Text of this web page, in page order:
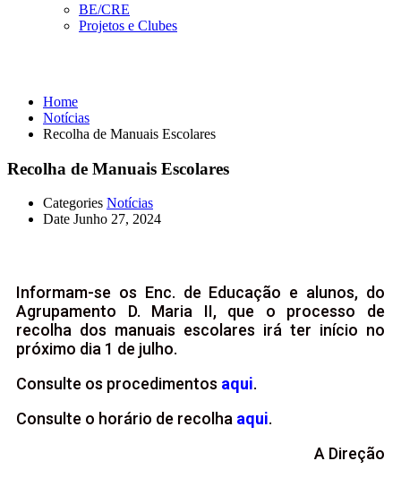
BE/CRE
Projetos e Clubes
Home
Notícias
Recolha de Manuais Escolares
Recolha de Manuais Escolares
Categories Notícias
Date Junho 27, 2024
Informam-se os Enc. de Educação e alunos, do
Agrupamento D. Maria II, que o processo de
recolha dos manuais escolares irá ter início no
próximo dia 1 de julho.
Consulte os procedimentos aqui.
Consulte o horário de recolha aqui.
A Direção